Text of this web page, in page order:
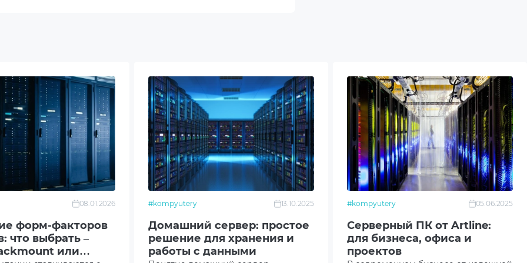
E12-RS24 16NVMe
fans
80+ Titanium
08.01.2026
форм-факторов
что выбрать –
или
#kompyutery 13.10.2025
Домашний сервер: простое
решение для хранения и
работы с данными
#kompyutery 05.06.2025
Серверный ПК от Artline:
для бизнеса, офиса и
проектов